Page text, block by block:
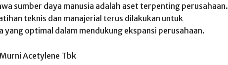
sumber daya manusia adalah aset terpenting perusahaan.
teknis dan manajerial terus dilakukan untuk
yang optimal dalam mendukung ekspansi perusahaan.